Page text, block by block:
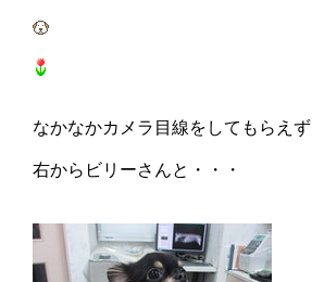
なかなかカメラ目線をしてもらえず
右からビリーさんと・・・